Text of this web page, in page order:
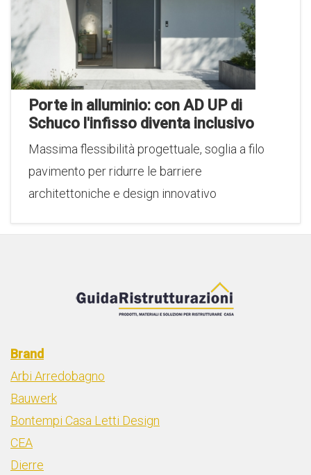
Porte in alluminio: con AD UP di
Schuco l'infisso diventa inclusivo
Massima flessibilità progettuale, soglia a filo
pavimento per ridurre le barriere
architettoniche e design innovativo
Brand
Arbi Arredobagno
Bauwerk
Bontempi Casa Letti Design
CEA
Dierre